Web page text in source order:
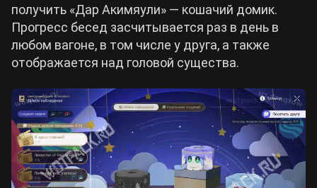
получить «Дар Акимяули» — кошачий домик.
Прогресс бесед засчитывается раз в день в
любом вагоне, в том числе у друга, а также
отображается над головой существа.